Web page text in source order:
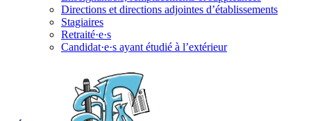
Directions et directions adjointes d’établissements
Stagiaires
Retraité·e·s
Candidat·e·s ayant étudié à l’extérieur